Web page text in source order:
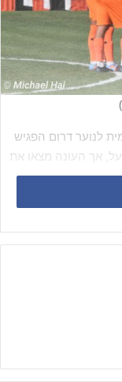
ה-22 בליגה הלאומית לנוער דרום הפגיש
אך העונה מצאו את